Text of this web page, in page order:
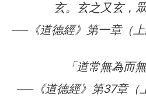
玄。玄之又玄，
──《道德經》第一章（上
「道常無為而
──《道德經》第37章（